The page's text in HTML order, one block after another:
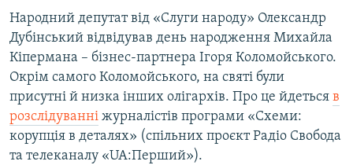
ДОЛУЧАЙСЯ!
Усі сайти RFE/RL
Народний депутат від «Слуги народу» Олександр
Дубінський відвідував день народження Михайла
Кіпермана – бізнес-партнера Ігоря Коломойського.
Окрім самого Коломойського, на святі були
присутні й низка інших олігархів. Про це йдеться в
розслідуванні журналістів програми «Схеми:
корупція в деталях» (спільних проєкт Радіо Свобода
та телеканалу «UA:Перший»).